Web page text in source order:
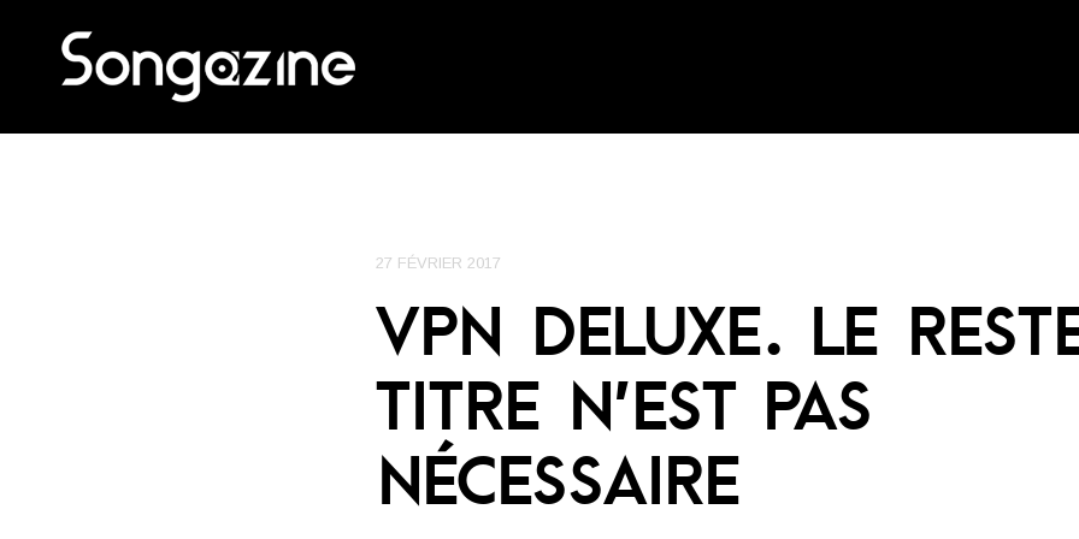
27 FÉVRIER 2017
VPN DELUXE. LE
TITRE N’EST PAS
NÉCESSAIRE